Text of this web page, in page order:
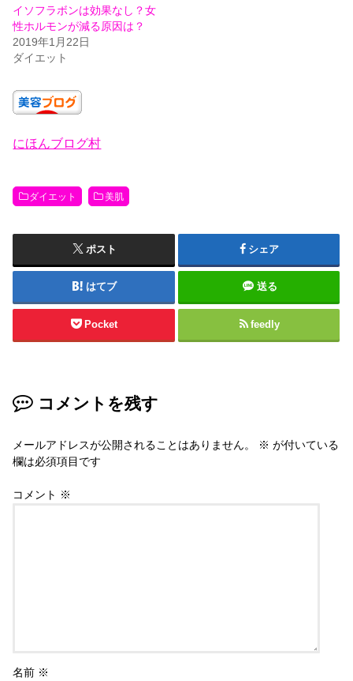
ウ
ィ
ン
ド
ウ
で
ま
す
)
て
く
だ
さ
い
い
ィ
ウ
で
す
)
イソフラボンは効果なし？女
性ホルモンが減る原因は？
2019年1月22日
ダイエット
にほんブログ村
ダイエット 美肌
ポスト シェア
はてブ 送る
Pocket feedly
コメントを残す
メールアドレスが公開されることはありません。 ※ が付いている
欄は必須項目です
コメント ※
名前 ※